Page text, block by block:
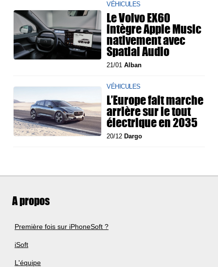
VÉHICULES
Le Volvo EX60
intègre Apple Music
nativement avec
Spatial Audio
21/01Alban
VÉHICULES
L’Europe fait marche
arrière sur le tout
électrique en 2035
20/12 Dargo
A propos
Première fois sur iPhoneSoft ?
iSoft
L'équipe